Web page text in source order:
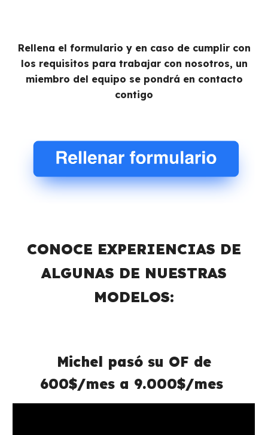
Rellena el formulario y en caso de cumplir con
los requisitos para trabajar con nosotros, un
miembro del equipo se pondrá en contacto
contigo
CONOCE EXPERIENCIAS DE
ALGUNAS DE NUESTRAS
MODELOS:
Michel pasó su OF de
600$/mes a 9.000$/mes